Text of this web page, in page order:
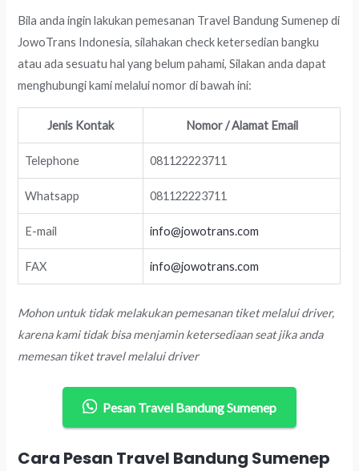
Bila anda ingin lakukan pemesanan Travel Bandung Sumenep di
JowoTrans Indonesia, silahakan check ketersedian bangku
atau ada sesuatu hal yang belum pahami, Silakan anda dapat
menghubungi kami melalui nomor di bawah ini:
Jenis Kontak Nomor / Alamat Email
Telephone 081122223711
Whatsapp 081122223711
E-mail info@jowotrans.com
FAX info@jowotrans.com
Mohon untuk tidak melakukan pemesanan tiket melalui driver,
karena kami tidak bisa menjamin ketersediaan seat jika anda
memesan tiket travel melalui driver
Pesan Travel Bandung Sumenep
Cara Pesan Travel Bandung Sumenep